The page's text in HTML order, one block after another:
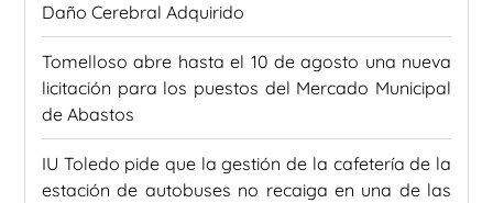
Daño Cerebral Adquirido
Tomelloso abre hasta el 10 de agosto una nueva
licitación para los puestos del Mercado Municipal
de Abastos
IU Toledo pide que la gestión de la cafetería de la
estación de autobuses no recaiga en una de las